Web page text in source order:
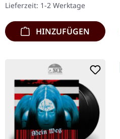
Atmospheric Black…
Lieferzeit: 1-2 Werktage
HINZUFÜGEN